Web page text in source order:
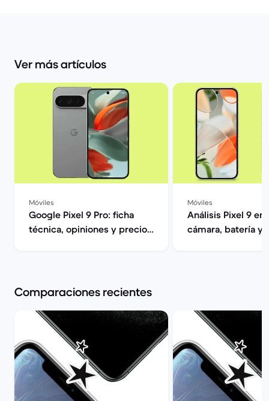
Ver más artículos
Móviles
Google Pixel 9 Pro: ficha
técnica, opiniones y precios
Móviles
Análisis Pixel 9 en
cámara, batería y
Comparaciones recientes